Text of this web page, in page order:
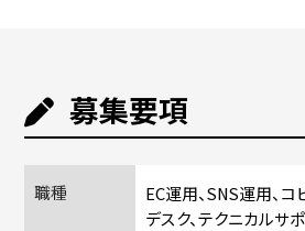
募集要項
職種
EC運用、SNS運用、
デスク、テクニカルサ